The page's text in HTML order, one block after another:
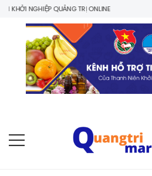
NGHIỆP QUẢNG TRỊ ONLINE